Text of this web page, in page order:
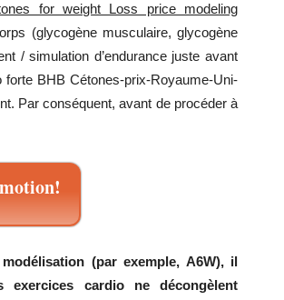
for weight Loss price modeling
(glycogène musculaire, glycogène
/ simulation d’endurance juste avant
forte BHB Cétones-prix-Royaume-Uni-
Par conséquent, avant de procéder à
(par exemple, A6W), il
cardio ne décongèlent